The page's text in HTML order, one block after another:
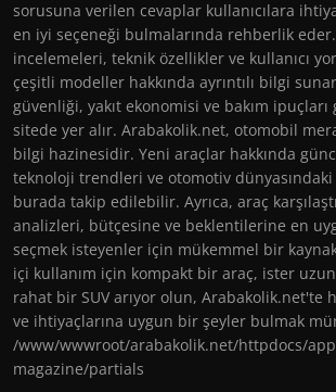
sorusuna verilen cevaplar kullanıcılara
en iyi seçeneği bulmalarında rehberlik
incelemeleri, teknik özellikler ve kullanıcı
çeşitli modeller hakkında ayrıntılı bilgi
güvenliği, yakıt ekonomisi ve bakım
sitede yer alır. Arabakolik.net, otomobil
bilgi hazinesidir. Yeni araçlar hakkında
teknoloji trendleri ve otomotiv
burada takip edilebilir. Ayrıca, araç
analizleri, bütçesine ve beklentilerine en
seçmek isteyenler için mükemmel bir
içi kullanım için kompakt bir araç, ister
rahat bir SUV arıyor olun, Arabakolik.net'te
ve ihtiyaçlarına uygun bir şeyler bulmak
/www/wwwroot/arabakolik.net/httpdocs/
magazine/partials